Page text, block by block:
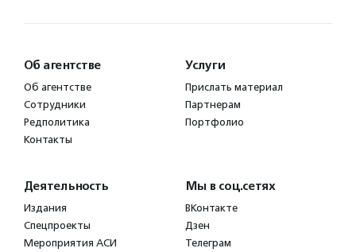
Об агентстве
Об агентстве
Сотрудники
Редполитика
Контакты
Услуги
Прислать материал
Партнерам
Портфолио
Деятельность
Издания
Спецпроекты
Мероприятия АСИ
Мы в соц.сетях
ВКонтакте
Дзен
Телеграм